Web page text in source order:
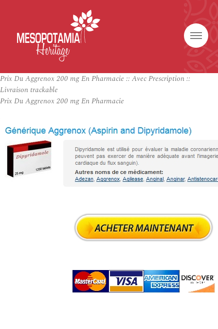
Prix Du Aggrenox 200 mg En Pharmacie :: Avec Prescription ::
Livraison trackable
Prix Du Aggrenox 200 mg En Pharmacie